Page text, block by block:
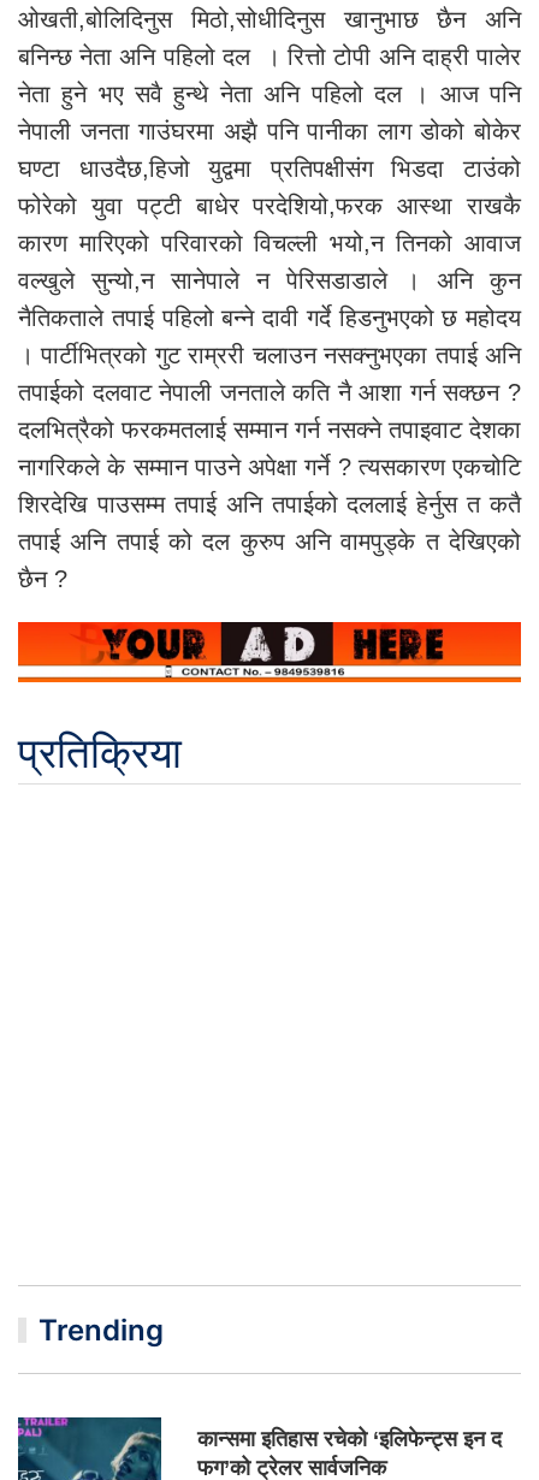
ओखती,बोलिदिनुस मिठो,सोधीदिनुस खानुभाछ छैन अनि
बनिन्छ नेता अनि पहिलो दल । रित्तो टोपी अनि दाह्री पालेर
नेता हुने भए सवै हुन्थे नेता अनि पहिलो दल । आज पनि
नेपाली जनता गाउंघरमा अझै पनि पानीका लाग डोको बोकेर
घण्टा धाउदैछ,हिजो युद्वमा प्रतिपक्षीसंग भिडदा टाउंको
फोरेको युवा पट्टी बाधेर परदेशियो,फरक आस्था राखकै
कारण मारिएको परिवारको विचल्ली भयो,न तिनको आवाज
वल्खुले सुन्यो,न सानेपाले न पेरिसडाडाले । अनि कुन
नैतिकताले तपाई पहिलो बन्ने दावी गर्दे हिडनुभएको छ महोदय
। पार्टीभित्रको गुट राम्ररी चलाउन नसक्नुभएका तपाई अनि
तपाईको दलवाट नेपाली जनताले कति नै आशा गर्न सक्छन ?
दलभित्रैको फरकमतलाई सम्मान गर्न नसक्ने तपाइवाट देशका
नागरिकले के सम्मान पाउने अपेक्षा गर्ने ? त्यसकारण एकचोटि
शिरदेखि पाउसम्म तपाई अनि तपाईको दललाई हेर्नुस त कतै
तपाई अनि तपाई को दल कुरुप अनि वामपुड्के त देखिएको
छैन ?
प्रतिक्रिया
Trending
कान्समा इतिहास रचेको ‘इलिफेन्ट्स इन द
फग’को ट्रेलर सार्वजनिक